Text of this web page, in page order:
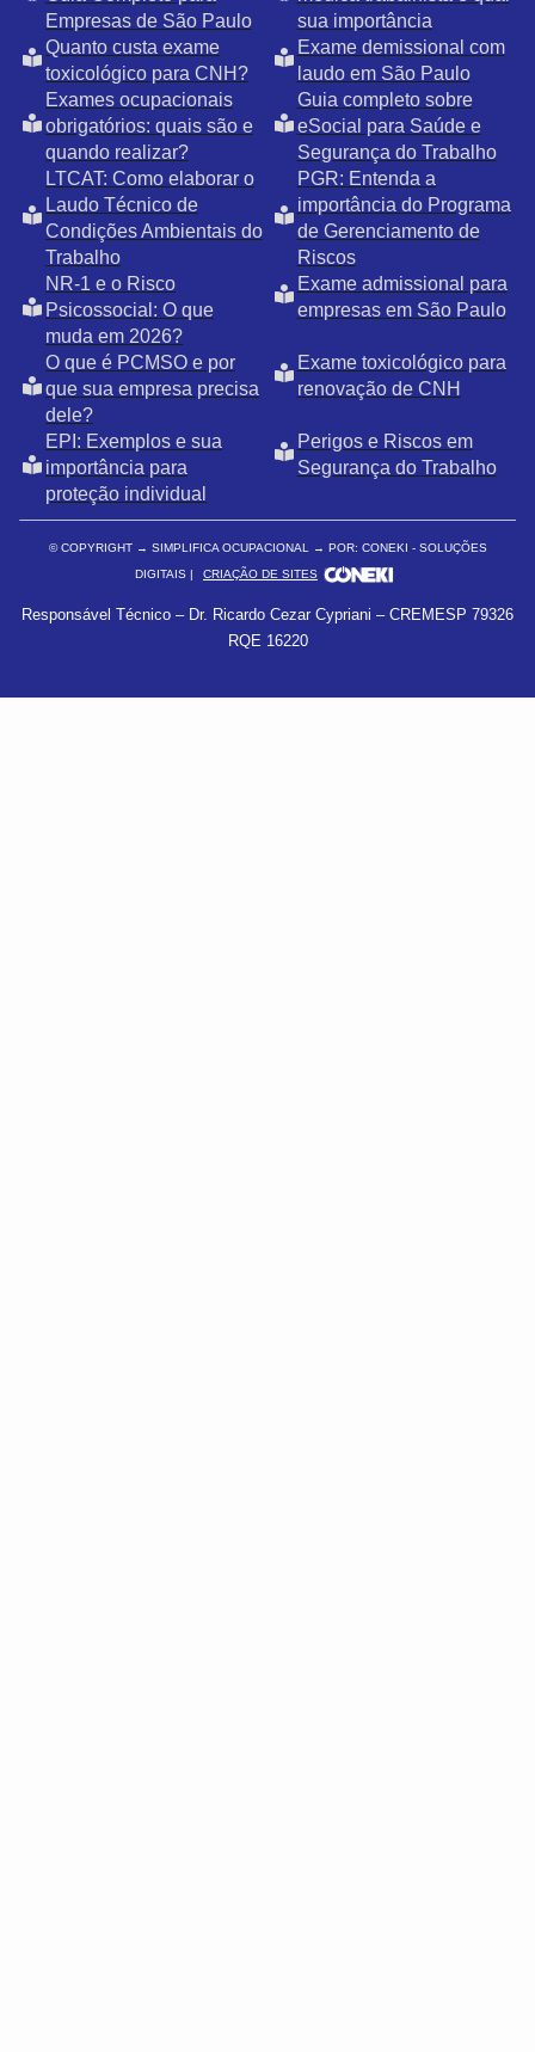
Empresas de São Paulo
sua importância
Quanto custa exame
toxicológico para CNH?
Exame demissional com
laudo em São Paulo
Exames ocupacionais
obrigatórios: quais são e
quando realizar?
Guia completo sobre
eSocial para Saúde e
Segurança do Trabalho
LTCAT: Como elaborar o
Laudo Técnico de
Condições Ambientais do
Trabalho
PGR: Entenda a
importância do Programa
de Gerenciamento de
Riscos
NR-1 e o Risco
Psicossocial: O que
muda em 2026?
Exame admissional para
empresas em São Paulo
O que é PCMSO e por
que sua empresa precisa
dele?
Exame toxicológico para
renovação de CNH
EPI: Exemplos e sua
importância para
proteção individual
Perigos e Riscos em
Segurança do Trabalho
© COPYRIGHT → SIMPLIFICA OCUPACIONAL → POR: CONEKI - SOLUÇÕES
DIGITAIS |
CRIAÇÃO DE SITES
Responsável Técnico – Dr. Ricardo Cezar Cypriani – CREMESP 79326
RQE 16220